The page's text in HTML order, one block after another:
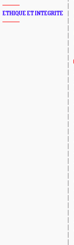
ETHIQUE ET INTEGRITE